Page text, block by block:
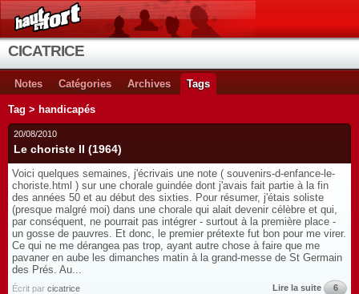
CICATRICE
Notes Catégories Archives Tags
Tag > handicapés
20/08/2010
Le choriste II (1964)
Voici quelques semaines, j'écrivais une note ( souvenirs-d-enfance-le-
choriste.html ) sur une chorale guindée dont j'avais fait partie à la fin
des années 50 et au début des sixties. Pour résumer, j'étais soliste
(presque malgré moi) dans une chorale qui alait devenir célèbre et qui,
par conséquent, ne pourrait pas intégrer - surtout à la première place -
un gosse de pauvres. Et donc, le premier prétexte fut bon pour me virer.
Ce qui ne me dérangea pas trop, ayant autre chose à faire que me
pavaner en aube les dimanches matin à la grand-messe de St Germain
des Prés. Au...
Écrit par cicatrice Lire la suite 6